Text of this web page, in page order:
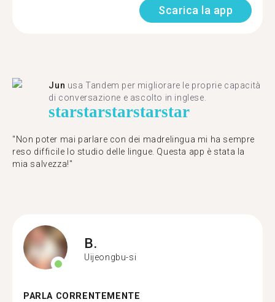
Scarica la app
Jun usa Tandem per migliorare le proprie capacità
di conversazione e ascolto in inglese.
starstarstarstarstar
"Non poter mai parlare con dei madrelingua mi ha sempre
reso difficile lo studio delle lingue. Questa app è stata la
mia salvezza!"
B.
Uijeongbu-si
PARLA CORRENTEMENTE